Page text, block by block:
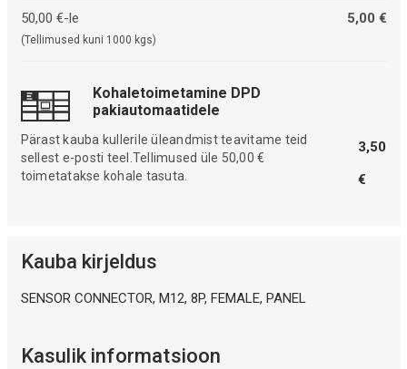
50,00 €-le
(Tellimused kuni 1000 kgs)
5,00 €
Kohaletoimetamine DPD
pakiautomaatidele
Pärast kauba kullerile üleandmist teavitame teid
sellest e-posti teel.Tellimused üle 50,00 €
toimetatakse kohale tasuta.
3,50
€
Kauba kirjeldus
SENSOR CONNECTOR, M12, 8P, FEMALE, PANEL
Kasulik informatsioon